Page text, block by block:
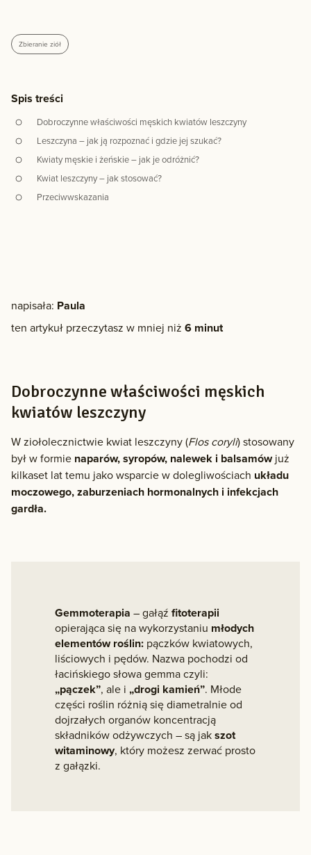
Zbieranie ziół
Spis treści
Dobroczynne właściwości męskich kwiatów leszczyny
Leszczyna – jak ją rozpoznać i gdzie jej szukać?
Kwiaty męskie i żeńskie – jak je odróżnić?
Kwiat leszczyny – jak stosować?
Przeciwwskazania
napisała: Paula
ten artykuł przeczytasz w mniej niż 6 minut
Dobroczynne właściwości męskich
kwiatów leszczyny
W ziołolecznictwie kwiat leszczyny (Flos coryli) stosowany
był w formie naparów, syropów, nalewek i balsamówjuż
kilkaset lat temu jako wsparcie w dolegliwościach układu
moczowego, zaburzeniach hormonalnych i infekcjach
gardła.
Gemmoterapia – gałąź fitoterapii
opierająca się na wykorzystaniu młodych
elementów roślin: pączków kwiatowych,
liściowych i pędów. Nazwa pochodzi od
łacińskiego słowa gemma czyli:
„pączek”, ale i „drogi kamień”. Młode
części roślin różnią się diametralnie od
dojrzałych organów koncentracją
składników odżywczych – są jakszot
witaminowy, który możesz zerwać prosto
z gałązki.